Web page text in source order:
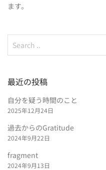
ます。
最近の投稿
自分を疑う時間のこと
2025年12月24日
過去からのGratitude
2024年9月22日
fragment
2024年9月13日